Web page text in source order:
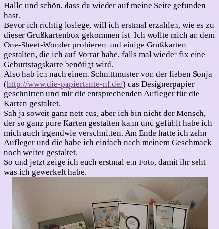
Hallo und schön, dass du wieder auf meine Seite gefunden
hast.
Bevor ich richtig loslege, will ich erstmal erzählen, wie es zu
dieser Grußkartenbox gekommen ist. Ich wollte mich an dem
One-Sheet-Wonder probieren und einige Grußkarten
gestalten, die ich auf Vorrat habe, falls mal wieder fix eine
Geburtstagskarte benötigt wird.
Also hab ich nach einem Schnittmuster von der lieben Sonja
(http://www.die-papiertante-nf.de/) das Designerpapier
geschnitten und mir die entsprechenden Aufleger für die
Karten gestaltet.
Sah ja soweit ganz nett aus, aber ich bin nicht der Mensch,
der so ganz pure Karten gestalten kann und gefühlt habe ich
mich auch irgendwie verschnitten. Am Ende hatte ich zehn
Aufleger und die habe ich einfach nach meinem Geschmack
noch weiter gestaltet.
So und jetzt zeige ich euch erstmal ein Foto, damit ihr seht
was ich gewerkelt habe.